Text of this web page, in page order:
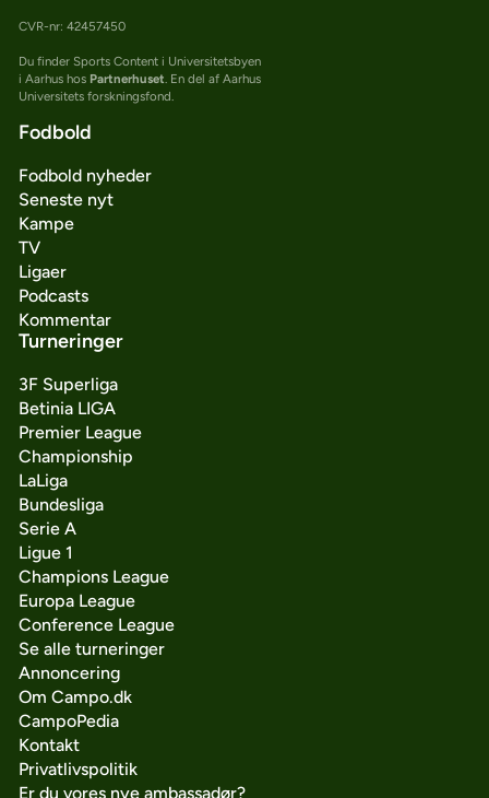
CVR-nr: 42457450
Du finder Sports Content i Universitetsbyen
i Aarhus hos Partnerhuset . En del af Aarhus
Universitets forskningsfond.
Fodbold
Fodbold nyheder
Seneste nyt
Kampe
TV
Ligaer
Podcasts
Kommentar
Turneringer
3F Superliga
Betinia LIGA
Premier League
Championship
LaLiga
Bundesliga
Serie A
Ligue 1
Champions League
Europa League
Conference League
Se alle turneringer
Annoncering
Om Campo.dk
CampoPedia
Kontakt
Privatlivspolitik
Er du vores nye ambassadør?